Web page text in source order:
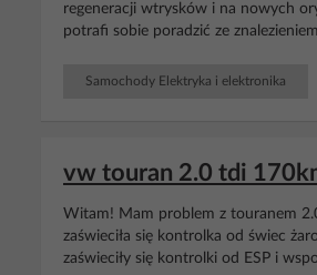
regeneracji wtrysków i na nowych
potrafi sobie poradzić ze
Samochody Elektryka i elektronika
vw touran 2.0 tdi
Witam! Mam problem z touranem
zaświeciła się kontrolka od świec
zaświeciły się kontrolki od ESP i